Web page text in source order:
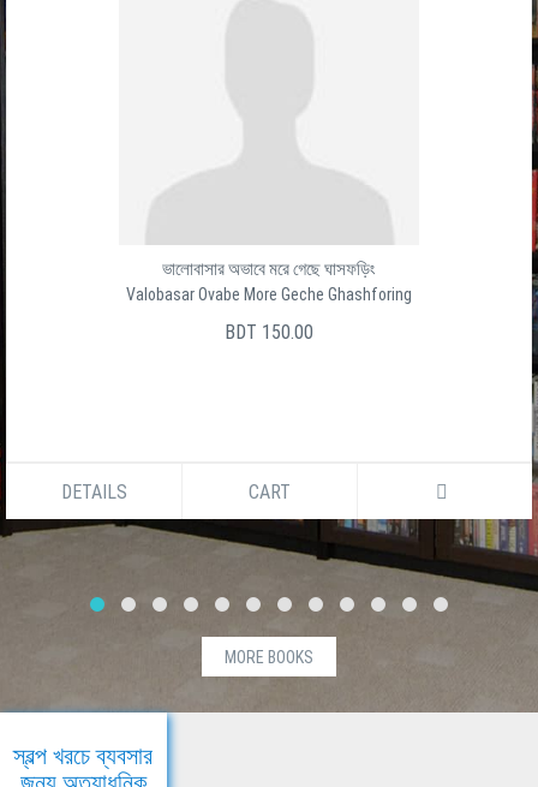
ভালোবাসার অভাবে মরে গেছে ঘাসফড়িং
Valobasar Ovabe More Geche Ghashforing
BDT 150.00
DETAILS CART
MORE BOOKS
স্বল্প খরচে ব্যবসার